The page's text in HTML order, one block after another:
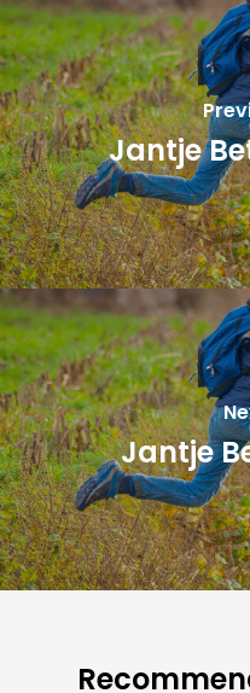
Jantje
Jantje